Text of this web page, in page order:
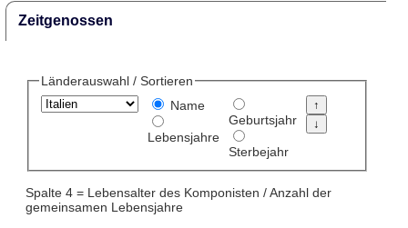
Zeitgenossen
Länderauswahl / Sortieren
Name
Lebensjahre
Geburtsjahr
Sterbejahr
Spalte 4 = Lebensalter des Komponisten / Anzahl der
gemeinsamen Lebensjahre